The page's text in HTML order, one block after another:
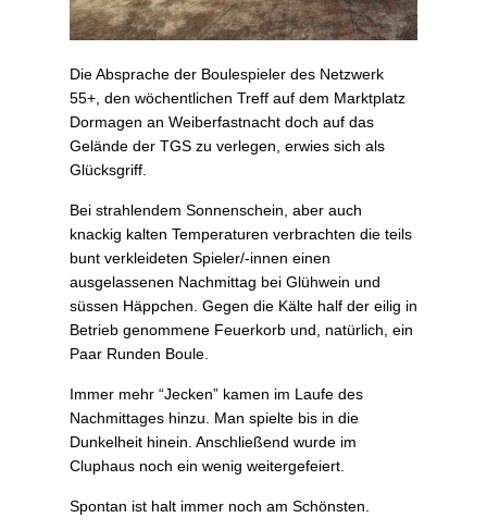
Die Absprache der Boulespieler des Netzwerk
55+, den wöchentlichen Treff auf dem Marktplatz
Dormagen an Weiberfastnacht doch auf das
Gelände der TGS zu verlegen, erwies sich als
Glücksgriff.
Bei strahlendem Sonnenschein, aber auch
knackig kalten Temperaturen verbrachten die teils
bunt verkleideten Spieler/-innen einen
ausgelassenen Nachmittag bei Glühwein und
süssen Häppchen. Gegen die Kälte half der eilig in
Betrieb genommene Feuerkorb und, natürlich, ein
Paar Runden Boule.
Immer mehr “Jecken” kamen im Laufe des
Nachmittages hinzu. Man spielte bis in die
Dunkelheit hinein. Anschließend wurde im
Cluphaus noch ein wenig weitergefeiert.
Spontan ist halt immer noch am Schönsten.